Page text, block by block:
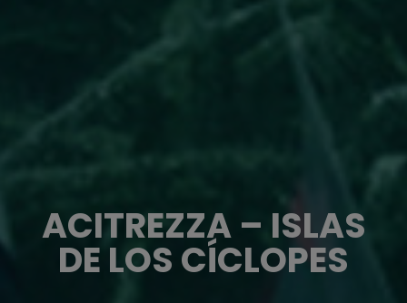
ACITREZZA – ISLAS
DE LOS CÍCLOPES